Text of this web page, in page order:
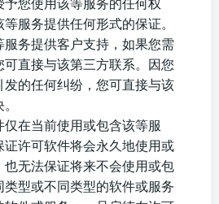
服务提供任何形式的保证。
服务提供客户支持，如果您需
直接与该第三方联系。因您
的任何纠纷，您可直接与该
在当前使用或包含该等服
许可软件将会永久地使用或
无法保证将来不会使用或包
型或不同类型的软件或服务